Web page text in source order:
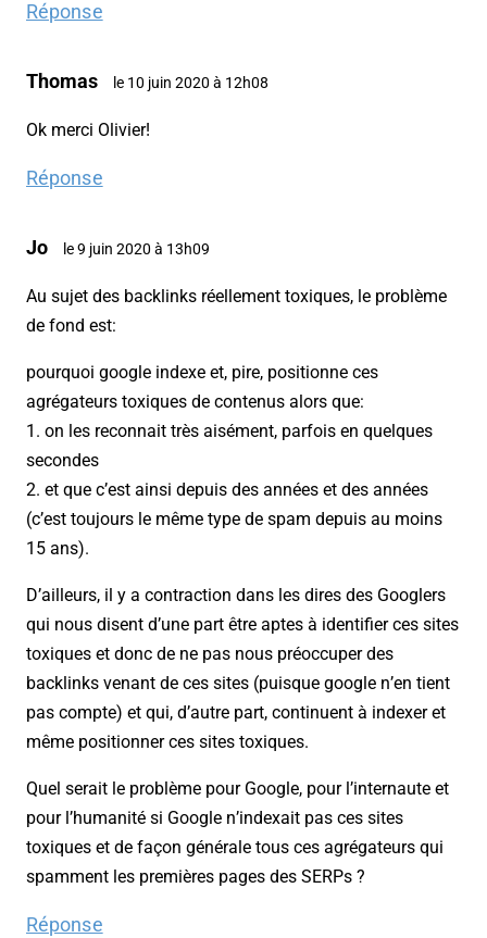
Réponse
Thomas le 10 juin 2020 à 12h08
Ok merci Olivier!
Réponse
Jo le 9 juin 2020 à 13h09
Au sujet des backlinks réellement toxiques, le problème
de fond est:
pourquoi google indexe et, pire, positionne ces
agrégateurs toxiques de contenus alors que:
1. on les reconnait très aisément, parfois en quelques
secondes
2. et que c’est ainsi depuis des années et des années
(c’est toujours le même type de spam depuis au moins
15 ans).
D’ailleurs, il y a contraction dans les dires des Googlers
qui nous disent d’une part être aptes à identifier ces sites
toxiques et donc de ne pas nous préoccuper des
backlinks venant de ces sites (puisque google n’en tient
pas compte) et qui, d’autre part, continuent à indexer et
même positionner ces sites toxiques.
Quel serait le problème pour Google, pour l’internaute et
pour l’humanité si Google n’indexait pas ces sites
toxiques et de façon générale tous ces agrégateurs qui
spamment les premières pages des SERPs ?
Réponse